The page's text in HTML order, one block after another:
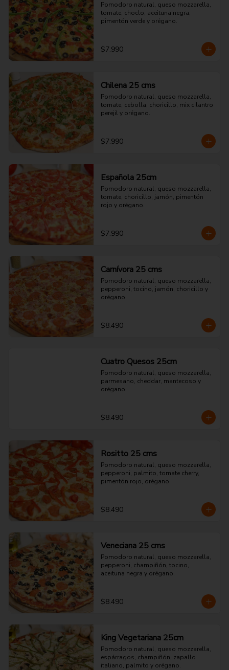
Pomodoro natural, queso mozzarella,
tomate, choclo, aceituna negra,
pimentón verde y orégano.
$7.990
Chilena 25 cms
Pomodoro natural, queso mozzarella,
tomate, cebolla, choricillo, mix cilantro
perejil y orégano.
$7.990
Española 25cm
Pomodoro natural, queso mozzarella,
tomate, choricillo, jamón, pimentón
rojo y orégano.
$7.990
Carnívora 25 cms
Pomodoro natural, queso mozzarella,
pepperoni, tocino, jamón, choricillo y
orégano.
$8.490
Cuatro Quesos 25cm
Pomodoro natural, queso mozzarella,
parmesano, cheddar, mantecoso y
orégano.
$8.490
Rositto 25 cms
Pomodoro natural, queso mozzarella,
pepperoni, palmito, tomate cherry,
pimentón rojo, orégano.
$8.490
Veneciana 25 cms
Pomodoro natural, queso mozzarella,
pepperoni, champiñón, tocino,
aceituna negra y orégano.
$8.490
King Vegetariana 25cm
Pomodoro natural, queso mozzarella,
espárragos, champiñón, zapallo
italiano, palmito y orégano.